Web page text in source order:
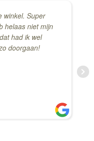
winkel. Super
helaas niet mijn
had ik wel
doorgaan!